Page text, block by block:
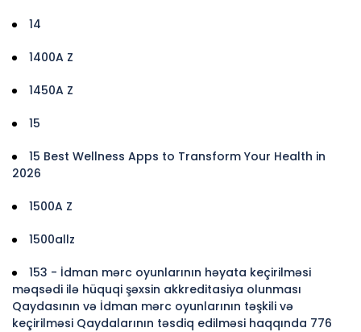
14
1400A Z
1450A Z
15
15 Best Wellness Apps to Transform Your Health in
2026
1500A Z
1500allz
153 - İdman mərc oyunlarının həyata keçirilməsi
məqsədi ilə hüquqi şəxsin akkreditasiya olunması
Qaydasının və İdman mərc oyunlarının təşkili və
keçirilməsi Qaydalarının təsdiq edilməsi haqqında 776